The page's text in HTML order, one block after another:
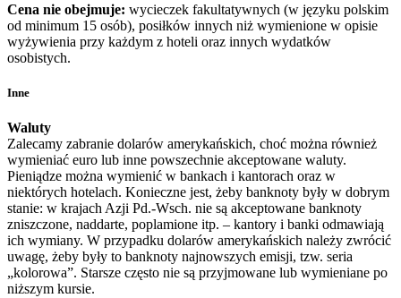
Cena nie obejmuje: wycieczek fakultatywnych (w języku polskim
od minimum 15 osób), posiłków innych niż wymienione w opisie
wyżywienia przy każdym z hoteli oraz innych wydatków
osobistych.
Inne
Waluty
Zalecamy zabranie dolarów amerykańskich, choć można również
wymieniać euro lub inne powszechnie akceptowane waluty.
Pieniądze można wymienić w bankach i kantorach oraz w
niektórych hotelach. Konieczne jest, żeby banknoty były w dobrym
stanie: w krajach Azji Pd.-Wsch. nie są akceptowane banknoty
zniszczone, naddarte, poplamione itp. – kantory i banki odmawiają
ich wymiany. W przypadku dolarów amerykańskich należy zwrócić
uwagę, żeby były to banknoty najnowszych emisji, tzw. seria
„kolorowa”. Starsze często nie są przyjmowane lub wymieniane po
niższym kursie.